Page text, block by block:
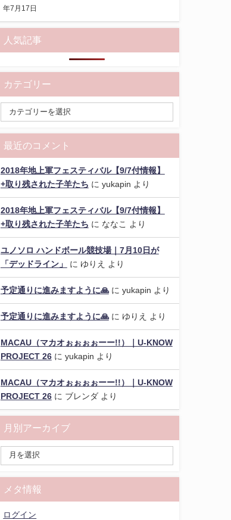
年7月17日
人気記事
カテゴリー
最近のコメント
2018年地上軍フェスティバル【9/7付情報】
+取り残された子羊たち に yukapin より
2018年地上軍フェスティバル【9/7付情報】
+取り残された子羊たち に ななこ より
ユノソロ ハンドボール競技場｜7月10日が
「デッドライン」
に ゆりえ より
予定通りに進みますように🙏に yukapin より
予定通りに進みますように🙏に ゆりえ より
MACAU（マカオぉぉぉぉーー!!）｜U-KNOW
PROJECT 26に yukapin より
MACAU（マカオぉぉぉぉーー!!）｜U-KNOW
PROJECT 26に ブレンダより
月別アーカイブ
メタ情報
ログイン